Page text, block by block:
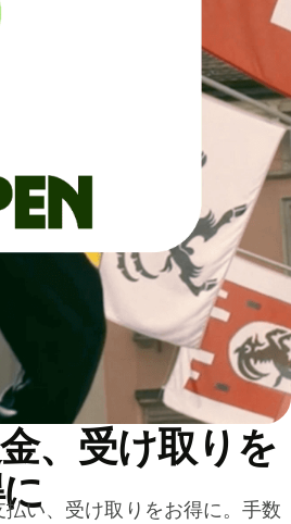
、受け取りを
い、受け取りをお得に。手数